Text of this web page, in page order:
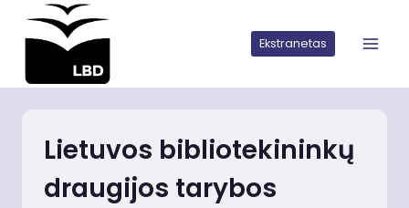
pereiti
turinio
Ekstranetas
Lietuvos bibliotekininkų
draugijos tarybos